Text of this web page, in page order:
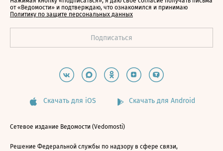
от «Ведомости» и подтверждаю, что ознакомился и принимаю
Политику по защите персональных данных
Скачать для iOS Скачать для Android
Сетевое издание Ведомости (Vedomosti)
Решение Федеральной службы по надзору в сфере связи,